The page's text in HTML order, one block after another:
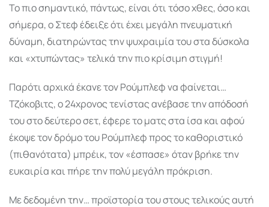
Το πιο σημαντικό, πάντως, είναι ότι τόσο χθες, όσο και
σήμερα, ο Στεφ έδειξε ότι έχει μεγάλη πνευματική
δύναμη, διατηρώντας την ψυχραιμία του στα δύσκολα
και «χτυπώντας» τελικά την πιο κρίσιμη στιγμή!
Παρότι αρχικά έκανε τον Ρούμπλεφ να φαίνεται…
Τζόκοβιτς, ο 24χρονος τενίστας ανέβασε την απόδοσή
του στο δεύτερο σετ, έφερε το ματς στα ίσα και αφού
έκοψε τον δρόμο του Ρούμπλεφ προς το καθοριστικό
(πιθανότατα) μπρέικ, τον «έσπασε» όταν βρήκε την
ευκαιρία και πήρε την πολύ μεγάλη πρόκριση.
Με δεδομένη την… προϊστορία του στους τελικούς αυτή